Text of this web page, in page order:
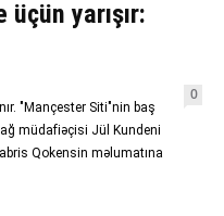
yarışır:
0
"Mançester Siti"nin baş
müdafiəçisi Jül Kundeni
Qokensin məlumatına